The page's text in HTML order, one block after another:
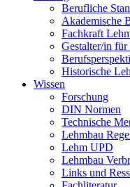
Berufliche
Akademische
Fachkraft
Gestalter/in
Historische
Wissen
Forschung
DIN Normen
Technische
Lehmbau
Lehm UPD
Lehmbau
Links und